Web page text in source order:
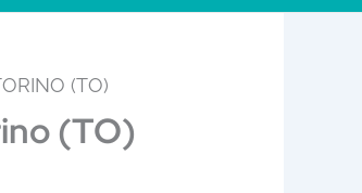
(TO)
(TO)